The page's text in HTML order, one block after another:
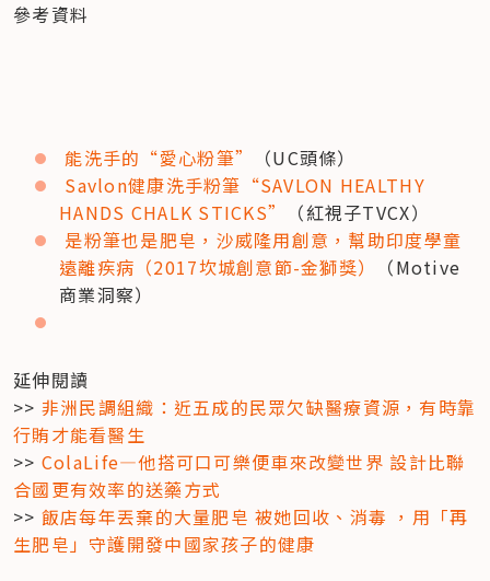
參考資料
能洗手的“愛心粉筆”
（UC頭條）
Savlon健康洗手粉筆“SAVLON HEALTHY
HANDS CHALK STICKS”
（紅視子TVCX）
是粉筆也是肥皂，沙威隆用創意，幫助印度學童
遠離疾病（2017坎城創意節-金獅獎）
（Motive
商業洞察）
延伸閱讀
>> 非洲民調組織：近五成的民眾欠缺醫療資源，有時靠
行賄才能看醫生
>> ColaLife—他搭可口可樂便車來改變世界 設計比聯
合國更有效率的送藥方式
>> 飯店每年丟棄的大量肥皂 被她回收、消毒 ，用「再
生肥皂」守護開發中國家孩子的健康